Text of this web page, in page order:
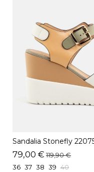
Sandalia Stonefly
79,00 € 119,90 €
36 37 38 39 40